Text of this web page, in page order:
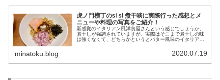
虎ノ門横丁のsi si 煮干啖に実際行った感想とメ
ニューや料理の写真をご紹介！
新感覚のイタリアン風洋食屋さんという感じでしょうか。
煮干しが強調されていますが、実際はそこまで煮干しの味
は強くなくて、どちらかというとバター風味のイタリアン
minatoku.blog 2020.07.19